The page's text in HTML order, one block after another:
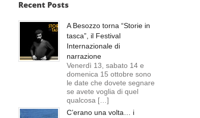
Recent Posts
A Besozzo torna “Storie in
tasca”, il Festival
Internazionale di
narrazione
Venerdì 13, sabato 14 e
domenica 15 ottobre sono
le date che dovete segnare
se avete voglia di quel
qualcosa […]
C’erano una volta… i